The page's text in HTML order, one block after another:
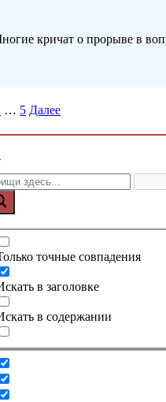
кричат о прорыве в
… 5 Далее
точные совпадения
в заголовке
в содержании